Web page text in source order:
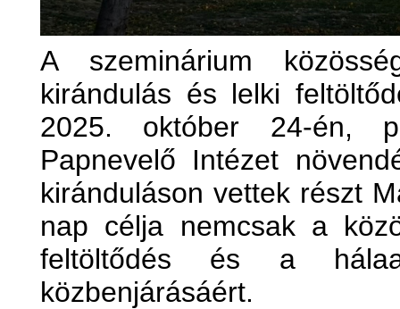
A szeminárium
kirándulás és lelki
2025. október 24-én,
Papnevelő Intézet
kiránduláson vettek részt
nap célja nemcsak a
feltöltődés és a
közbenjárásáért.